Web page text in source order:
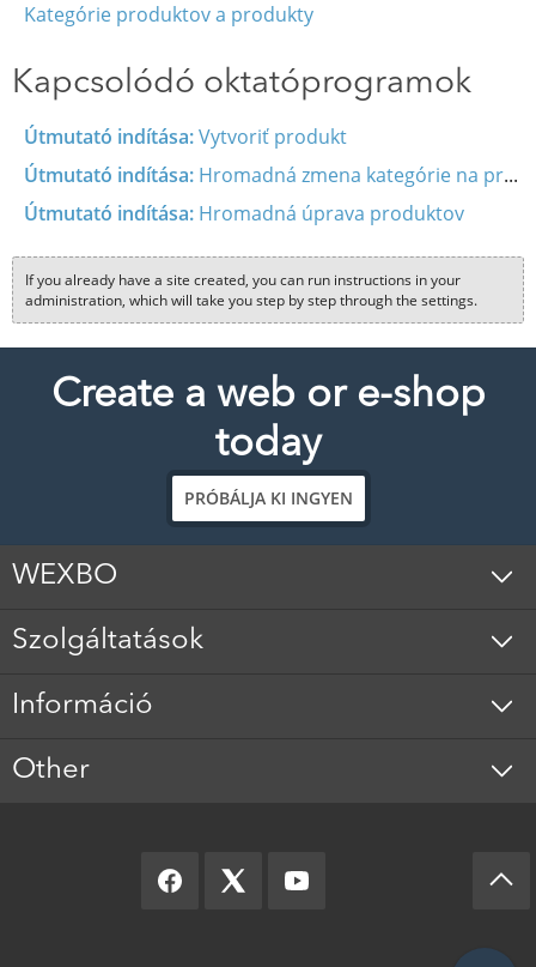
Kategórie produktov a produkty
Kapcsolódó oktatóprogramok
Útmutató indítása:Vytvoriť produkt
Útmutató indítása: Hromadná zmena kategórie na produktoch
Útmutató indítása: Hromadná úprava produktov
If you already have a site created, you can run instructions in your
administration, which will take you step by step through the settings.
Create a web or e-shop
today
PRÓBÁLJA KI INGYEN
WEXBO
Szolgáltatások
Információ
Other